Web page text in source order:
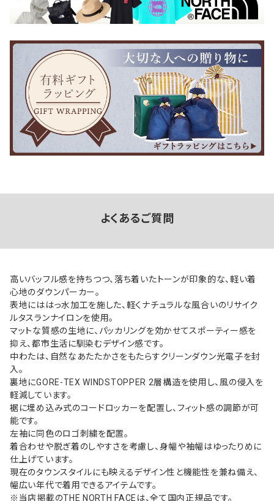
よくあるご質問
高いバッフル感を持ちつつ、落ち着いたトーンが印象的な、軽い着
心地のダウンパーカー。
表地にははっ水加工を施した、軽くナチュラルな風合いのリサイク
ルタスランナイロンを使用。
マットな質感の生地に、パッカリングを効かせてスポーティー感を
抑え、都市生活に馴染むデザイン感です。
中わたは、自然なあたたかさをもたらすクリーンダウン光電子を封
入。
裏地にGORE-TEX WINDSTOPPER 2層構造を使用し、風の侵入を
軽減しています。
裾に埋め込み式のコードロッカーを配置し、フィット感の調節が可
能です。
左袖に同色のロゴ刺繍を配置。
着合わせや脱ぎ着のしやすさを考慮し、身幅や袖幅はゆったりめに
仕上げています。
現在のタウンスタイルにも映えるデザイン性と機能性を兼ね備え、
幅広い年代で着用できるアイテムです。
※当店掲載のTHE NORTH FACEは、全て国内正規品です。